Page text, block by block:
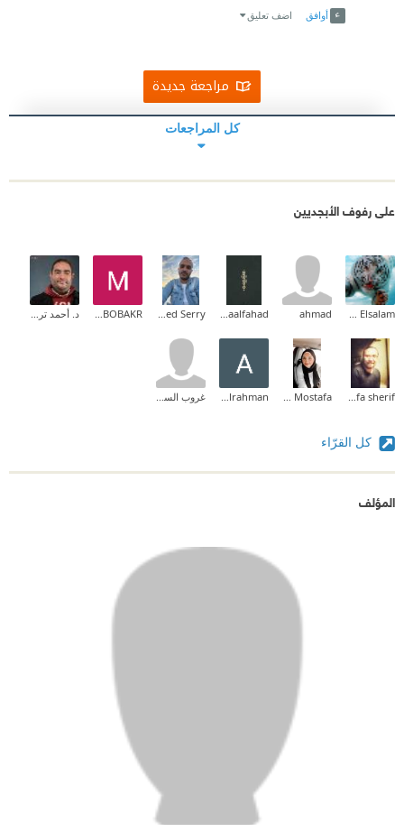
أوافق اضف تعليق
مراجعة جديدة
كل المراجعات
على رفوف الأبجديين
ahmad
كل القرّاء
المؤلف